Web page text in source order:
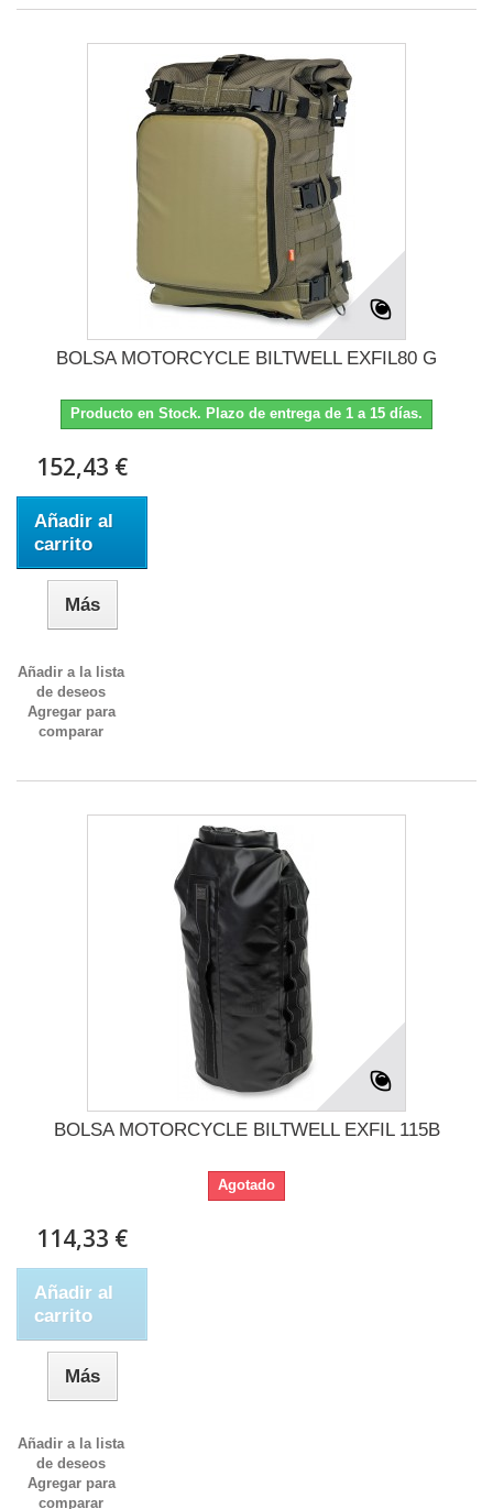
BOLSA MOTORCYCLE BILTWELL EXFIL80 G
Producto en Stock. Plazo de entrega de 1 a 15 días.
152,43 €
Añadir al
carrito
Más
Añadir a la lista
de deseos
Agregar para
comparar
BOLSA MOTORCYCLE BILTWELL EXFIL 115B
Agotado
114,33 €
Añadir al
carrito
Más
Añadir a la lista
de deseos
Agregar para
comparar